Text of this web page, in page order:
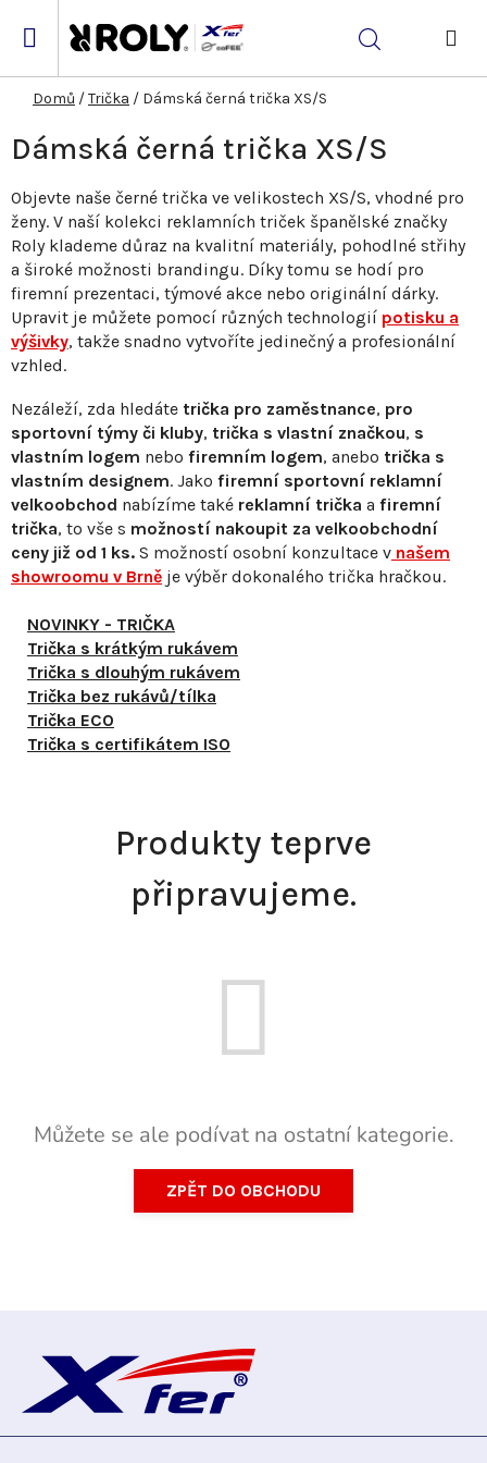
Hledat
Domů /Trička / Dámská černá trička XS/S
Dámská černá trička XS/S
Objevte naše černé trička ve velikostech XS/S, vhodné pro
ženy. V naší kolekci reklamních triček španělské značky
Roly klademe důraz na kvalitní materiály, pohodlné střihy
a široké možnosti brandingu. Díky tomu se hodí pro
firemní prezentaci, týmové akce nebo originální dárky.
Upravit je můžete pomocí různých technologií potisku a
výšivky, takže snadno vytvoříte jedinečný a profesionální
vzhled.
Nezáleží, zda hledáte trička pro zaměstnance, pro
sportovní týmy či kluby, trička s vlastní značkou, s
vlastním logem nebo firemním logem, anebo trička s
vlastním designem. Jako firemní sportovní reklamní
velkoobchod nabízíme také reklamní trička a firemní
trička, to vše s možností nakoupit za velkoobchodní
ceny již od 1 ks. S možností osobní konzultace v našem
showroomu v Brně je výběr dokonalého trička hračkou.
NOVINKY - TRIČKA
Trička s krátkým rukávem
Trička s dlouhým rukávem
Trička bez rukávů/tílka
Trička ECO
Trička s certifikátem ISO
Produkty teprve
připravujeme.
Můžete se ale podívat na ostatní kategorie.
ZPĚT DO OBCHODU
p